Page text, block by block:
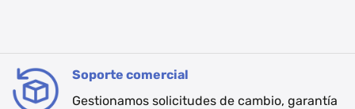
Soporte comercial
Gestionamos solicitudes de cambio, garantía